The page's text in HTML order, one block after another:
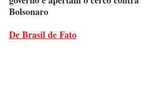
Bolsonaro
De Brasil de Fato